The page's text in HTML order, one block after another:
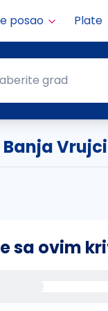
posao Plate
grad
Banja Vrujci
sa ovim